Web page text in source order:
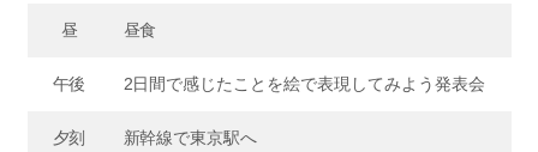
昼 昼食
午後 2日間で感じたことを絵で表現してみよう発表会
夕刻 新幹線で東京駅へ